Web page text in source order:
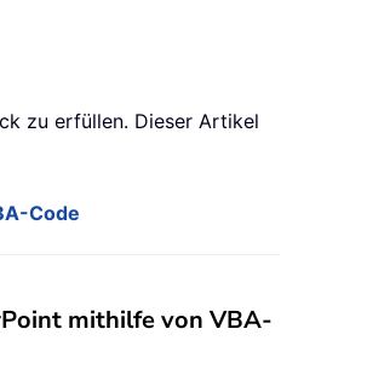
zu erfüllen. Dieser Artikel
Code
mithilfe von VBA-